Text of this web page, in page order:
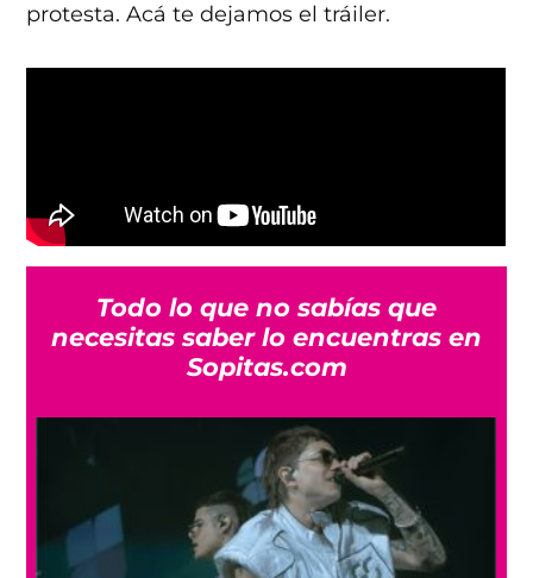
protesta. Acá te dejamos el tráiler.
Todo lo que no sabías que
necesitas saber lo encuentras en
Sopitas.com